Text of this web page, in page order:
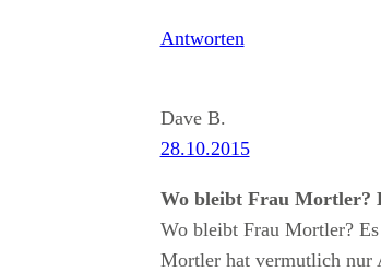
Antworten
Dave B.
28.10.2015
Wo bleibt Frau Mortler?
Wo bleibt Frau Mortler?
Mortler hat vermutlich nur